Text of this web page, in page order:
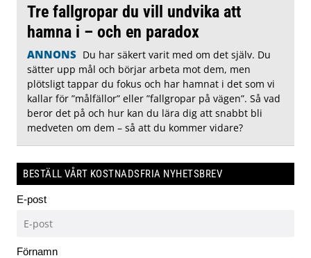
Tre fallgropar du vill undvika att
hamna i – och en paradox
ANNONS Du har säkert varit med om det själv. Du
sätter upp mål och börjar arbeta mot dem, men
plötsligt tappar du fokus och har hamnat i det som vi
kallar för ”målfällor” eller ”fallgropar på vägen”. Så vad
beror det på och hur kan du lära dig att snabbt bli
medveten om dem – så att du kommer vidare?
BESTÄLL VÅRT KOSTNADSFRIA NYHETSBREV
E-post
Förnamn